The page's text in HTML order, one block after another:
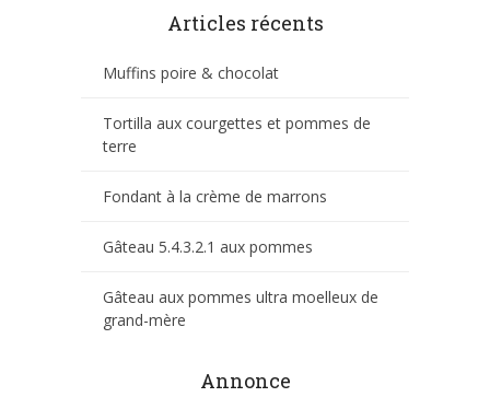
Articles récents
Muffins poire & chocolat
Tortilla aux courgettes et pommes de
terre
Fondant à la crème de marrons
Gâteau 5.4.3.2.1 aux pommes
Gâteau aux pommes ultra moelleux de
grand-mère
Annonce